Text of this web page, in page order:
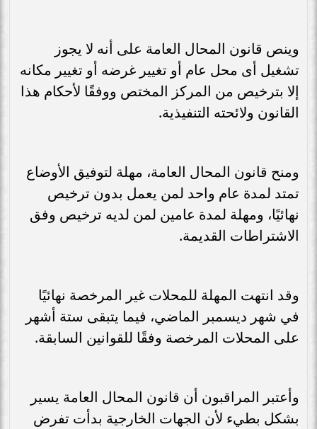
وينص قانون المحال العامة على أنه لا يجوز
تشغيل أى محل عام أو تغيير غرضه أو تغيير مكانه
إلا بترخيص من المركز المختص ووفقًا لأحكام هذا
القانون ولائحته التنفيذية.
ومنح قانون المحال العامة، مهلة لتوفيق الأوضاع
تمتد لمدة عام واحد لمن يعمل بدون ترخيص
نهائيًا، ومهلة لمدة عامين لمن لديه ترخيص وفق
الاشتراطات القديمة.
وقد انتهت المهلة للمحلات غير المرخصة نهائيًا
في شهر ديسمبر الماضي، فيما يتبقى ستة أشهر
على المحلات المرخصة وفقًا للقوانين السابقة.
وأعتبر المراقبون أن قانون المحال العامة يسير
بشكل بطيء لأن الجهات الخارجية بدأت تفرض